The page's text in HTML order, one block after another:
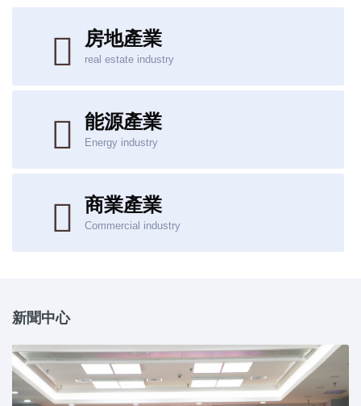
房地產業
real estate industry
能源產業
Energy industry
商業產業
Commercial industry
新聞中心